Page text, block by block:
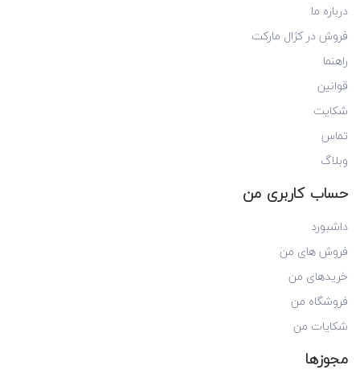
درباره ما
فروش در کژال مارکت
راهنما
قوانین
شکایت
تماس
وبلاگ
حساب کاربری من
داشبورد
فروش های من
خریدهای من
فروشگاه من
شکایات من
مجوزها